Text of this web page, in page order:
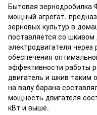
Бытовая
мощный агрегат,
зерновых культур в
поставляется со
электродвигателя
обеспечения
эффективности работы
двигатель и шкив таким
на валу барана
мощность двигателя
кВт и выше.